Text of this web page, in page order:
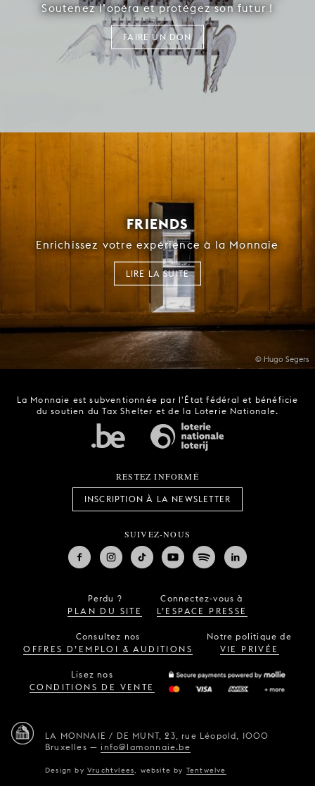
Soutenez l’opéra et protégez son futur !
FAIRE UN DON
© Hugo Segers
FRIENDS
Enrichissez votre expérience à la Monnaie
LIRE LA SUITE
La Monnaie est subventionnée par l'État fédéral et bénéficie
du soutien du Tax Shelter et de la Loterie Nationale.
RESTEZ INFORMÉ
INSCRIPTION À LA NEWSLETTER
SUIVEZ-NOUS
Perdu ?
PLAN DU SITE
Connectez-vous à
L’ESPACE PRESSE
Consultez nos
OFFRES D’EMPLOI & AUDITIONS
Notre politique de
VIE PRIVÉE
Lisez nos
CONDITIONS DE VENTE
LA MONNAIE / DE MUNT, 23, rue Léopold, 1000
Bruxelles —info@lamonnaie.be
Design byVruchtvlees website by Tentwelve